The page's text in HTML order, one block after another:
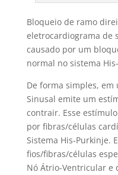
Bloqueio de ramo
eletrocardiograma de
causado por um
normal no sistema
De forma simples, em
Sinusal emite um
contrair. Esse
por fibras/células
Sistema His-Purkinje.
fios/fibras/células
Nó Átrio-Ventricular e